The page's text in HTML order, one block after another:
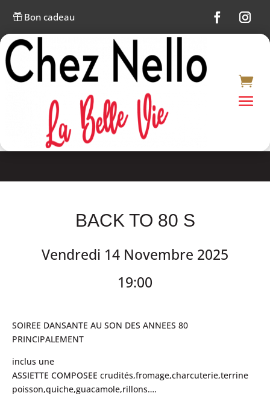
Bon cadeau
BACK TO 80 S
Vendredi 14 Novembre 2025
19:00
SOIREE DANSANTE AU SON DES ANNEES 80
PRINCIPALEMENT
inclus une
ASSIETTE COMPOSEE crudités,fromage,charcuterie,terrine
poisson,quiche,guacamole,rillons….